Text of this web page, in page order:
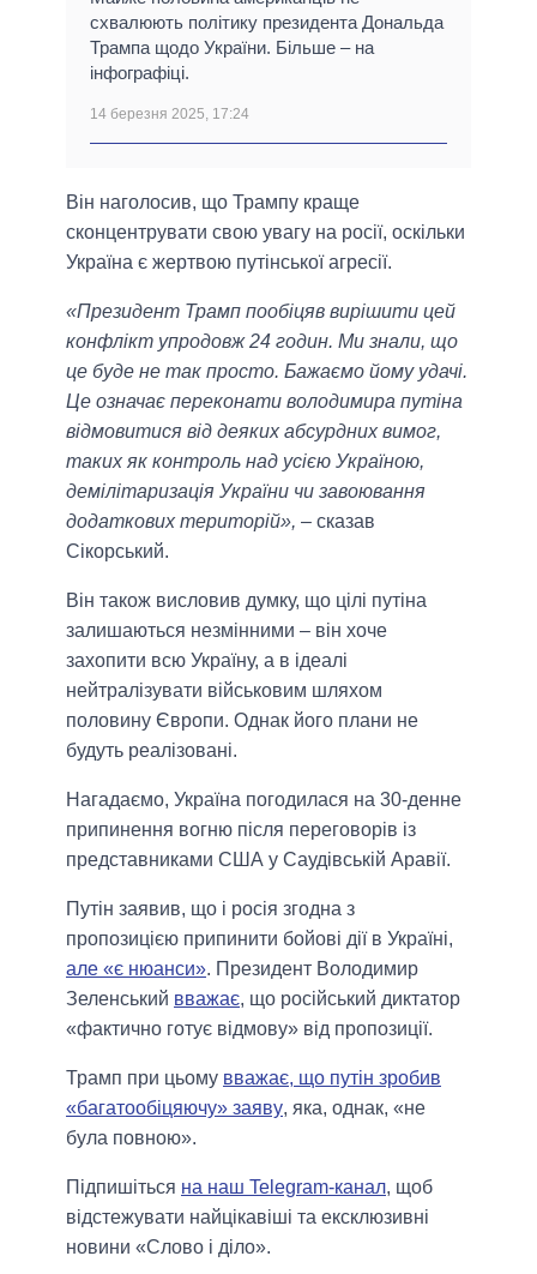
схвалюють політику президента Дональда
Трампа щодо України. Більше – на
інфографіці.
14 березня 2025, 17:24
Він наголосив, що Трампу краще
сконцентрувати свою увагу на росії, оскільки
Україна є жертвою путінської агресії.
«Президент Трамп пообіцяв вирішити цей
конфлікт упродовж 24 годин. Ми знали, що
це буде не так просто. Бажаємо йому удачі.
Це означає переконати володимира путіна
відмовитися від деяких абсурдних вимог,
таких як контроль над усією Україною,
демілітаризація України чи завоювання
додаткових територій», – сказав
Сікорський.
Він також висловив думку, що цілі путіна
залишаються незмінними – він хоче
захопити всю Україну, а в ідеалі
нейтралізувати військовим шляхом
половину Європи. Однак його плани не
будуть реалізовані.
Нагадаємо, Україна погодилася на 30-денне
припинення вогню після переговорів із
представниками США у Саудівській Аравії.
Путін заявив, що і росія згодна з
пропозицією припинити бойові дії в Україні,
але «є нюанси». Президент Володимир
Зеленський вважає, що російський диктатор
«фактично готує відмову» від пропозиції.
Трамп при цьому вважає, що путін зробив
«багатообіцяючу» заяву, яка, однак, «не
була повною».
Підпишіться на наш Telegram-канал, щоб
відстежувати найцікавіші та ексклюзивні
новини «Слово і діло».